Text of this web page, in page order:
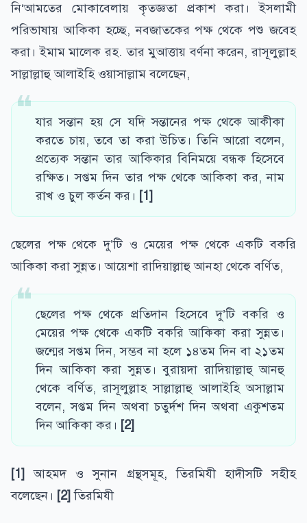
নি‘আমতের মোকাবেলায় কৃতজ্ঞতা প্রকাশ করা। ইসলামী
পরিভাষায় আকিকা হচ্ছে, নবজাতকের পক্ষ থেকে পশু জবেহ
করা। ইমাম মালেক রহ. তার মুআত্তায় বর্ণনা করেন, রাসূলুল্লাহ
সাল্লাল্লাহু আলাইহি ওয়াসাল্লাম বলেছেন,
যার সন্তান হয় সে যদি সন্তানের পক্ষ থেকে আকীকা
করতে চায়, তবে তা করা উচিত। তিনি আরো বলেন,
প্রত্যেক সন্তান তার আকিকার বিনিময়ে বন্ধক হিসেবে
রক্ষিত। সপ্তম দিন তার পক্ষ থেকে আকিকা কর, নাম
রাখ ও চুল কর্তন কর। [1]
ছেলের পক্ষ থেকে দু’টি ও মেয়ের পক্ষ থেকে একটি বকরি
আকিকা করা সুন্নত। আয়েশা রাদিয়াল্লাহু আনহা থেকে বর্ণিত,
ছেলের পক্ষ থেকে প্রতিদান হিসেবে দু’টি বকরি ও
মেয়ের পক্ষ থেকে একটি বকরি আকিকা করা সুন্নত।
জন্মের সপ্তম দিন, সম্ভব না হলে ১৪তম দিন বা ২১তম
দিন আকিকা করা সুন্নত। বুরায়দা রাদিয়াল্লাহু আনহু
থেকে বর্ণিত, রাসূলুল্লাহ সাল্লাল্লাহু আলাইহি অসাল্লাম
বলেন, সপ্তম দিন অথবা চতুর্দশ দিন অথবা একুশতম
দিন আকিকা কর। [2]
[1]
আহমদ ও সুনান গ্রন্থসমূহ, তিরমিযী হাদীসটি সহীহ
বলেছেন। [2] তিরমিযী